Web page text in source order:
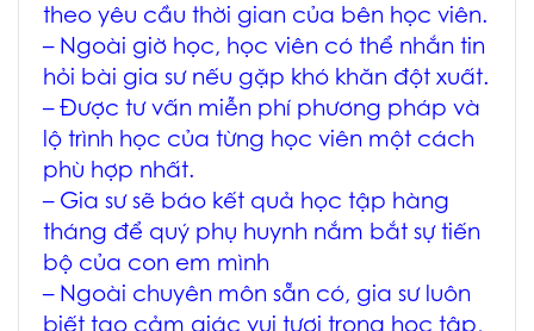
theo yêu cầu thời gian của bên học viên.
– Ngoài giờ học, học viên có thể nhắn tin
hỏi bài gia sư nếu gặp khó khăn đột xuất.
– Được tư vấn miễn phí phương pháp và
lộ trình học của từng học viên một cách
phù hợp nhất.
– Gia sư sẽ báo kết quả học tập hàng
tháng để quý phụ huynh nắm bắt sự tiến
bộ của con em mình
– Ngoài chuyên môn sẵn có, gia sư luôn